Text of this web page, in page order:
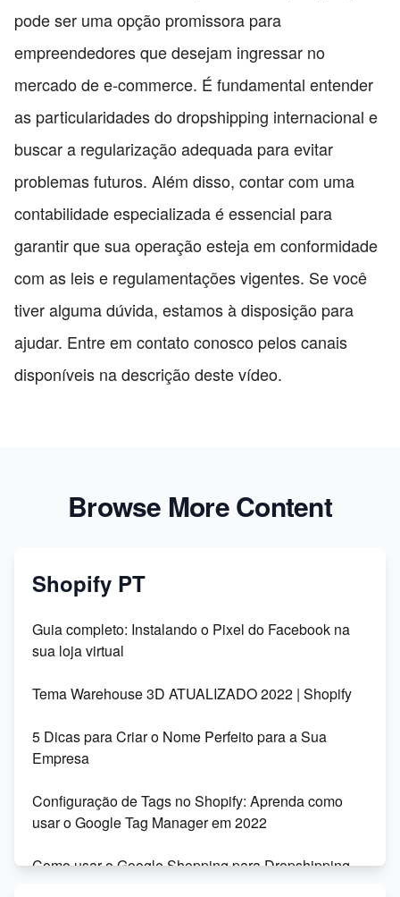
pode ser uma opção promissora para
empreendedores que desejam ingressar no
mercado de e-commerce. É fundamental entender
as particularidades do dropshipping internacional e
buscar a regularização adequada para evitar
problemas futuros. Além disso, contar com uma
contabilidade especializada é essencial para
garantir que sua operação esteja em conformidade
com as leis e regulamentações vigentes. Se você
tiver alguma dúvida, estamos à disposição para
ajudar. Entre em contato conosco pelos canais
disponíveis na descrição deste vídeo.
Browse More Content
Shopify PT
Guia completo: Instalando o Pixel do Facebook na
sua loja virtual
Tema Warehouse 3D ATUALIZADO 2022 | Shopify
5 Dicas para Criar o Nome Perfeito para a Sua
Empresa
Configuração de Tags no Shopify: Aprenda como
usar o Google Tag Manager em 2022
Como usar o Google Shopping para Dropshipping